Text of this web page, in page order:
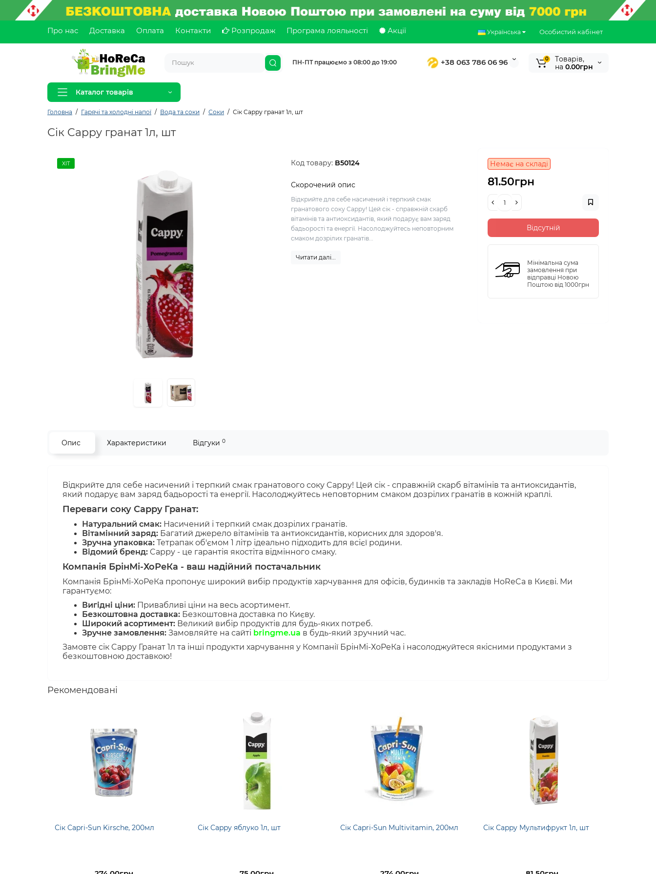
Про нас Доставка Оплата Контакти Розпродаж Програма лояльності Акції Особистий кабінет
Українська
ПН-ПТ працюємо з 08:00 до 19:00 +38 063 786 06 96 0
Tоварів,
на 0.00грн
Каталог товарів
Головна Гарячі та холодні напої Вода та соки Соки Сік Cappy гранат 1л, шт
Сік Cappy гранат 1л, шт
ХІТ Код товару: B50124
Скорочений опис
Відкрийте для себе насичений і терпкий смак
гранатового соку Cappy! Цей сік - справжній скарб
вітамінів та антиоксидантів, який подарує вам заряд
бадьорості та енергії. Насолоджуйтесь неповторним
смаком дозрілих гранатів...
Читати далі...
Немає на складі
81.50грн
Відсутній
Мінімальна сума
замовлення при
відправці Новою
Поштою від 1000грн
Опис Характеристики Відгуки 0
Відкрийте для себе насичений і терпкий смак гранатового соку Cappy! Цей сік - справжній скарб вітамінів та антиоксидантів,
який подарує вам заряд бадьорості та енергії. Насолоджуйтесь неповторним смаком дозрілих гранатів в кожній краплі.
Переваги соку Cappy Гранат:
Натуральний смак: Насичений і терпкий смак дозрілих гранатів.
Вітамінний заряд: Багатий джерело вітамінів та антиоксидантів, корисних для здоров'я.
Зручна упаковка: Тетрапак об'ємом 1 літр ідеально підходить для всієї родини.
Відомий бренд: Cappy - це гарантія якостіта відмінного смаку.
Компанія БрінМі-ХоРеКа - ваш надійний постачальник
Компанія БрінМі-ХоРеКа пропонує широкий вибір продуктів харчування для офісів, будинків та закладів HoReCa в Києві. Ми
гарантуємо:
Вигідні ціни: Привабливі ціни на весь асортимент.
Безкоштовна доставка: Безкоштовна доставка по Києву.
Широкий асортимент: Великий вибір продуктів для будь-яких потреб.
Зручне замовлення: Замовляйте на сайті bringme.ua в будь-який зручний час.
Замовте сік Cappy Гранат 1л та інші продукти харчування у Компанії БрінМі-ХоРеКа і насолоджуйтеся якісними продуктами з
безкоштовною доставкою!
Рекомендовані
Сік Capri-Sun Kirsche, 200мл Сік Cappy яблуко 1л, шт Сік Capri-Sun Multivitamin, 200мл Сік Cappy Мультифрукт 1л, шт